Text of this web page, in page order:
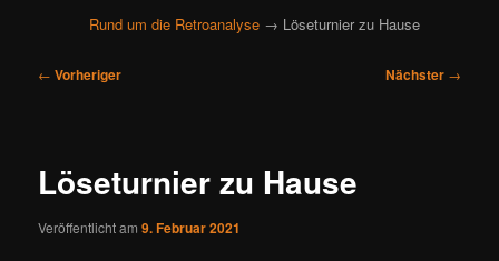
Inhalt
springen
Inhalt
springen
Rund um die Retroanalyse → Löseturnier zu Hause
B
a
s
← Vorheriger Nächster →
Löseturnier zu Hause
Veröffentlicht am9. Februar 2021